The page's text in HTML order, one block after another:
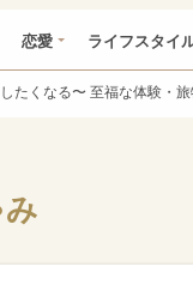
恋愛 ライフスタイ
たくなる〜 至福な体験・